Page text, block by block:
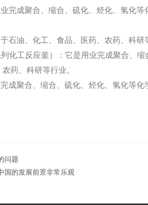
完成聚合、缩合、硫化、烃化、氢化
石油、化工、食品、医药、农药、科研
列化工反应釜）：它是用业完成聚合、
药、科研等行业。
成聚合、缩合、硫化、烃化、氢化等
问题
国的发展前景非常乐观